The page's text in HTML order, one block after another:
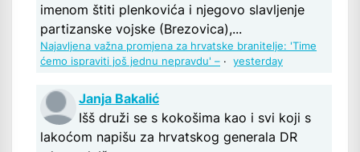
imenom štiti plenkovića i njegovo slavljenje
partizanske vojske (Brezovica),...
Najavljena važna promjena za hrvatske branitelje: 'Time
ćemo ispraviti još jednu nepravdu' – · yesterday
Janja Bakalić
Išš druži se s kokošima kao i svi koji s
lakoćom napišu za hrvatskog generala DR